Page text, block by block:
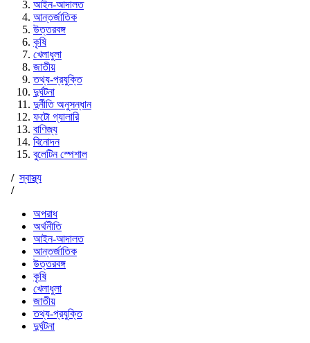
আইন-আদালত
আন্তর্জাতিক
উত্তরবঙ্গ
কৃষি
খেলাধুলা
জাতীয়
তথ্য-প্রযুক্তি
দুর্ঘটনা
দুর্নীতি অনুসন্ধান
ফটো গ্যালারি
বাণিজ্য
বিনোদন
বুলেটিন স্পেশাল
/স্বাস্থ্য
/
অপরাধ
অর্থনীতি
আইন-আদালত
আন্তর্জাতিক
উত্তরবঙ্গ
কৃষি
খেলাধুলা
জাতীয়
তথ্য-প্রযুক্তি
দুর্ঘটনা